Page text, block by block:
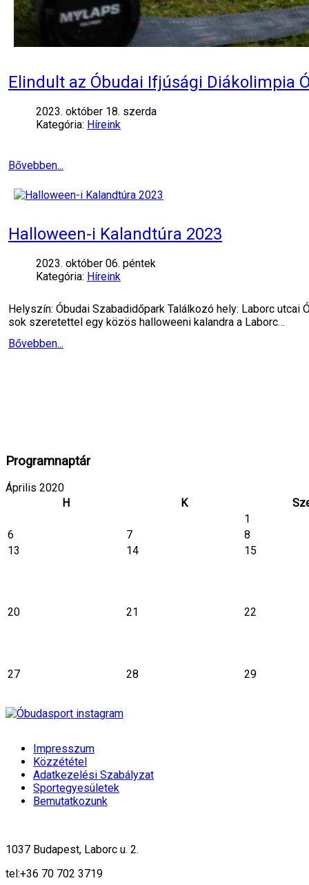
Elindult az Óbudai Ifjúsági Diákolimpia
2023. október 18. szerda
Kategória: Híreink
Bővebben...
Halloween-i Kalandtúra 2023
2023. október 06. péntek
Kategória: Híreink
Helyszín: Óbudai Szabadidőpark Találkozó hely: Laborc
sok szeretettel egy közös halloweeni kalandra a Laborc…
Bővebben...
Programnaptár
Április 2020
H
K
1
6
7
8
13
14 15
20 21 22
27 28 29
Impresszum
Közzététel
Adatkezelési Szabályzat
Sportegyesületek
Bemutatkozunk
1037 Budapest, Laborc u. 2.
tel:+36 70 702 3719